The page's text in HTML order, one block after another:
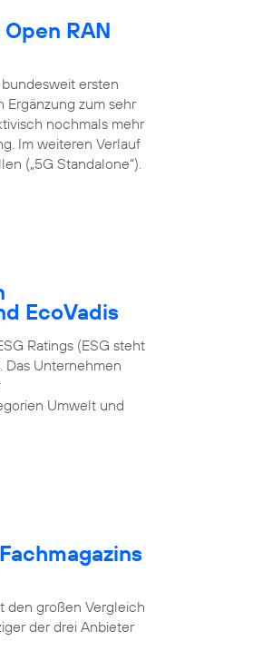
RAN
ersten
Ergänzung zum sehr
nochmals mehr
Im weiteren Verlauf
(„5G Standalone“).
EcoVadis
Ratings (ESG steht
Das Unternehmen
Umwelt und
den großen Vergleich
der drei Anbieter